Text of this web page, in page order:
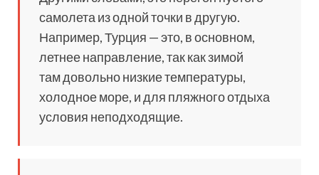
самолета из одной точки в другую.
Например, Турция — это, в основном,
летнее направление, так как зимой
там довольно низкие температуры,
холодное море, и для пляжного отдыха
условия неподходящие.